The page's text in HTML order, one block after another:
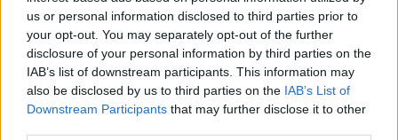
us or personal information disclosed to third parties prior to
your opt-out. You may separately opt-out of the further
disclosure of your personal information by third parties on the
IAB’s list of downstream participants. This information may
also be disclosed by us to third parties on the IAB’s List of
Downstream Participants that may further disclose it to other